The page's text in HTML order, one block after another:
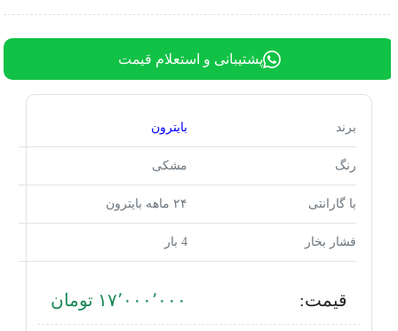
پشتیبانی و استعلام قیمت
برند بایترون
رنگ مشکی
با گارانتی ۲۴ ماهه بایترون
فشار بخار
قیمت: ۱۷٬۰۰۰٬۰۰۰ تومان